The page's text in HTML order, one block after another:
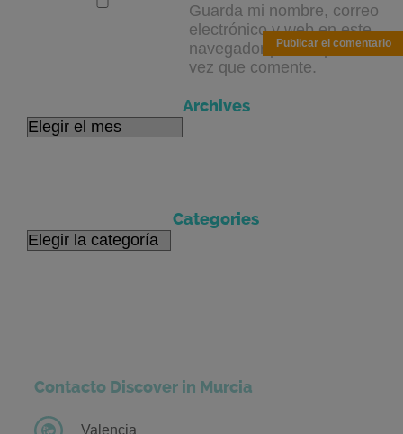
Guarda mi nombre, correo
electrónico y web en este
navegador para la próxima
vez que comente.
Archives
Archives
Categories
Categories
Contacto Discover in Murcia
Valencia